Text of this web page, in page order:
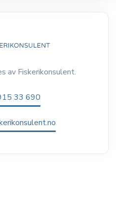
av Fiskerikonsulent.
33 690